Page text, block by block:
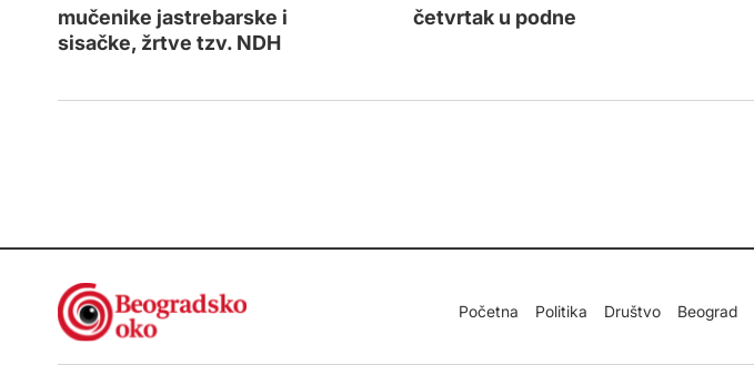
mučenike jastrebarske i
sisačke, žrtve tzv. NDH
četvrtak u podne
Početna Politika Društvo Beograd